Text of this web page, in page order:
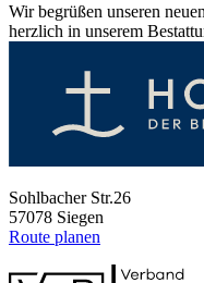
Wir begrüßen unseren
herzlich in unserem
Sohlbacher Str.26
57078 Siegen
Route planen